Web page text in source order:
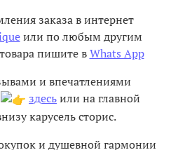
заказа в интернет
или по любым другим
пишите вWhats App
и впечатлениями
здесьили на главной
карусель сторис.
и душевной гармонии